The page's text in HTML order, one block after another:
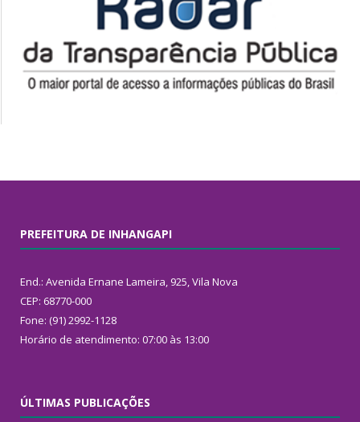
PREFEITURA DE INHANGAPI
End.: Avenida Ernane Lameira, 925, Vila Nova
CEP: 68770-000
Fone: (91) 2992-1128
Horário de atendimento: 07:00 às 13:00
ÚLTIMAS PUBLICAÇÕES